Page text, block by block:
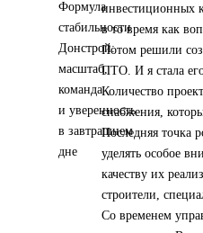
инвестиционных
в то время как
Потом решили
ПТО. И я стала
Количество
снабжения,
Последняя точка
уделять особое
качеству их
строители,
Со временем